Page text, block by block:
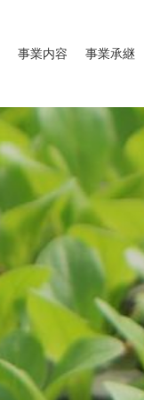
事業内容 事業承継